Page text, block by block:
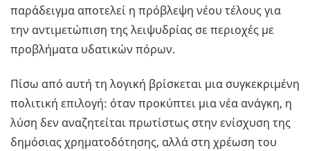
παράδειγμα αποτελεί η πρόβλεψη νέου τέλους για
την αντιμετώπιση της λειψυδρίας σε περιοχές με
προβλήματα υδατικών πόρων.
Πίσω από αυτή τη λογική βρίσκεται μια συγκεκριμένη
πολιτική επιλογή: όταν προκύπτει μια νέα ανάγκη, η
λύση δεν αναζητείται πρωτίστως στην ενίσχυση της
δημόσιας χρηματοδότησης, αλλά στη χρέωση του